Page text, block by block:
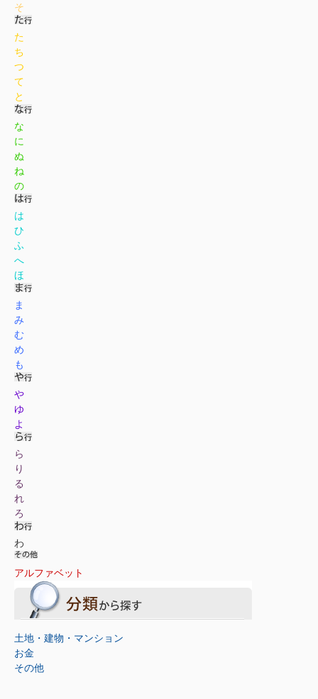
そ
た
ち
つ
て
と
な
に
ぬ
ね
の
は
ひ
ふ
へ
ほ
ま
み
む
め
も
や
ゆ
よ
ら
り
る
れ
ろ
わ
アルファベット
土地・建物・マンション
お金
その他